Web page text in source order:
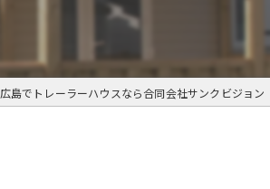
広島でトレーラーハウスなら合同会社サンクビジョン